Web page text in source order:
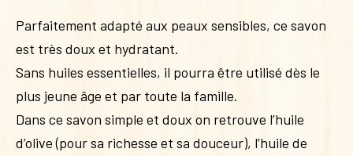
Parfaitement adapté aux peaux sensibles, ce savon
est très doux et hydratant.
Sans huiles essentielles, il pourra être utilisé dès le
plus jeune âge et par toute la famille.
Dans ce savon simple et doux on retrouve l’huile
d’olive (pour sa richesse et sa douceur), l’huile de